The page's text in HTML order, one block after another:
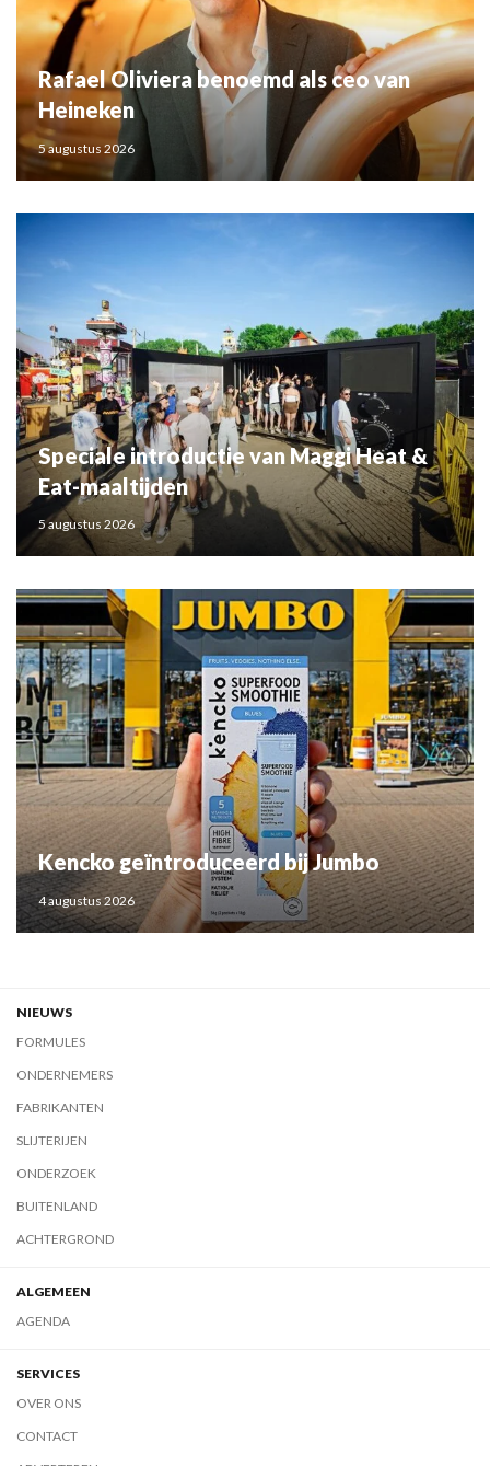
Rafael Oliviera benoemd als ceo van
Heineken
5 augustus 2026
Speciale introductie van Maggi Heat &
Eat-maaltijden
5 augustus 2026
Kencko geïntroduceerd bij Jumbo
4 augustus 2026
NIEUWS
FORMULES
ONDERNEMERS
FABRIKANTEN
SLIJTERIJEN
ONDERZOEK
BUITENLAND
ACHTERGROND
ALGEMEEN
AGENDA
SERVICES
OVER ONS
CONTACT